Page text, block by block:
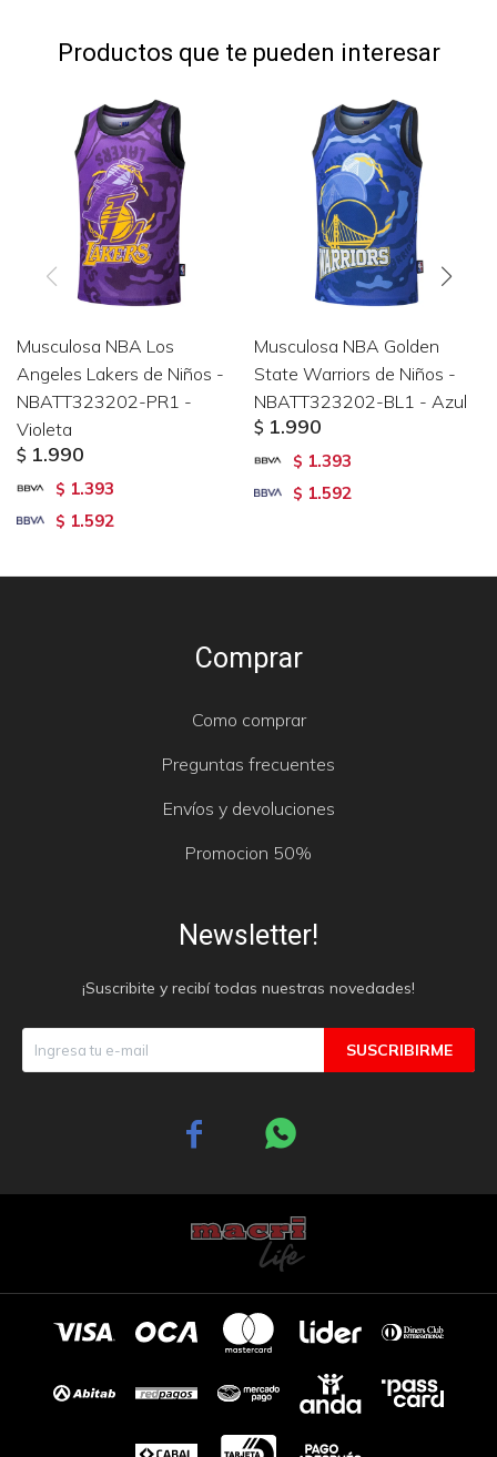
Productos que te pueden interesar
Musculosa NBA Los
Angeles Lakers de Niños -
NBATT323202-PR1 -
Violeta
$ 1.990
$ 1.393
$ 1.592
Musculosa NBA Golden
State Warriors de Niños -
NBATT323202-BL1 - Azul
$ 1.990
$ 1.393
$ 1.592
Comprar
Como comprar
Preguntas frecuentes
Envíos y devoluciones
Promocion 50%
Newsletter!
¡Suscribite y recibí todas nuestras novedades!
SUSCRIBIRME
 